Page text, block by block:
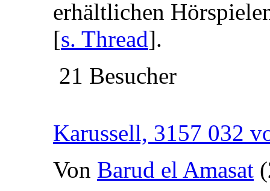
erhältlichen
[s. Thread].
21 Besucher
Karussell, 3157 032
Von Barud el Amasat